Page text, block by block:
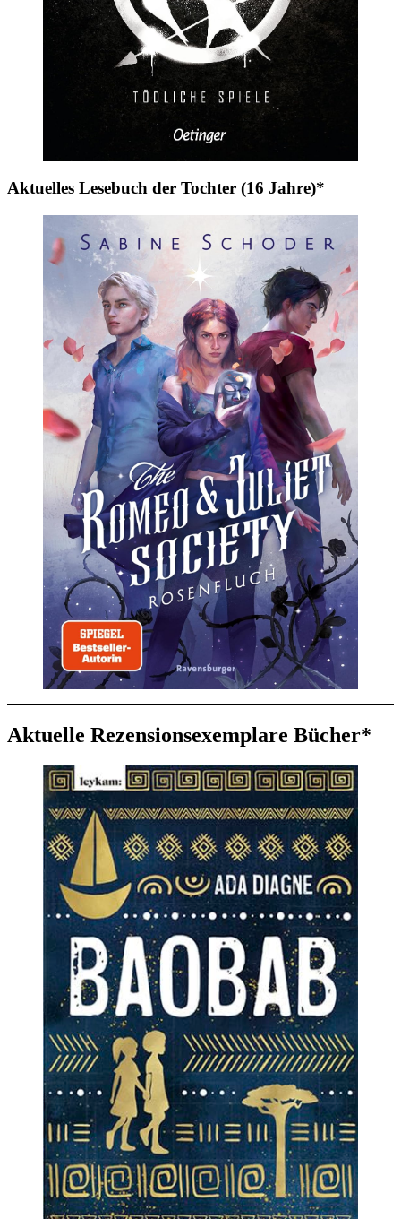
Aktuelles Lesebuch der Tochter (16 Jahre)*
Aktuelle Rezensionsexemplare Bücher*